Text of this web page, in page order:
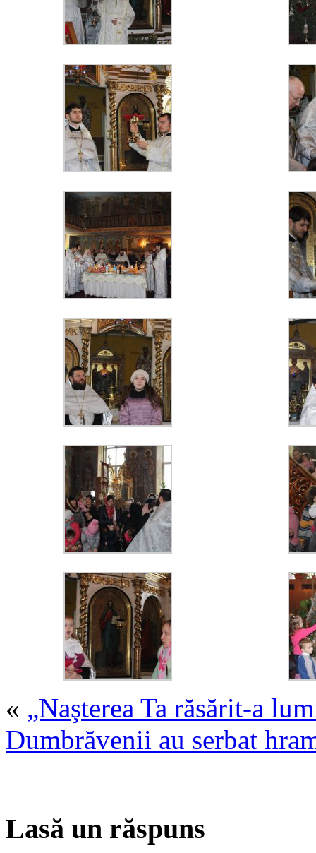
« „Naşterea Ta răsărit-a
Dumbrăvenii au serbat
Lasă un răspuns